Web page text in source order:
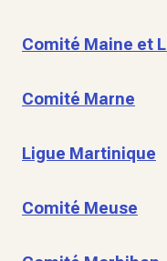
Comité Maine et
Comité Marne
Ligue Martinique
Comité Meuse